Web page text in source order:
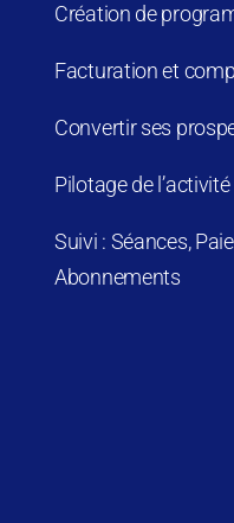
Création de
Facturation et
Convertir ses
Pilotage de l’activité
Suivi : Séances,
Abonnements